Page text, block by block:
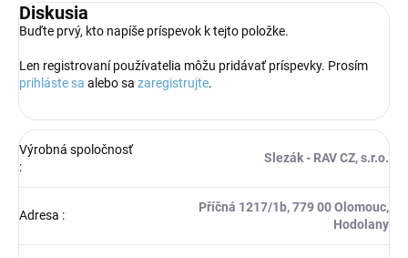
Diskusia
Buďte prvý, kto napíše príspevok k tejto položke.
Len registrovaní používatelia môžu pridávať príspevky. Prosím
prihláste sa alebo sa zaregistrujte.
Výrobná spoločnosť
:
Slezák - RAV CZ, s.r.o.
Adresa :
Příčná 1217/1b, 779 00 Olomouc,
Hodolany